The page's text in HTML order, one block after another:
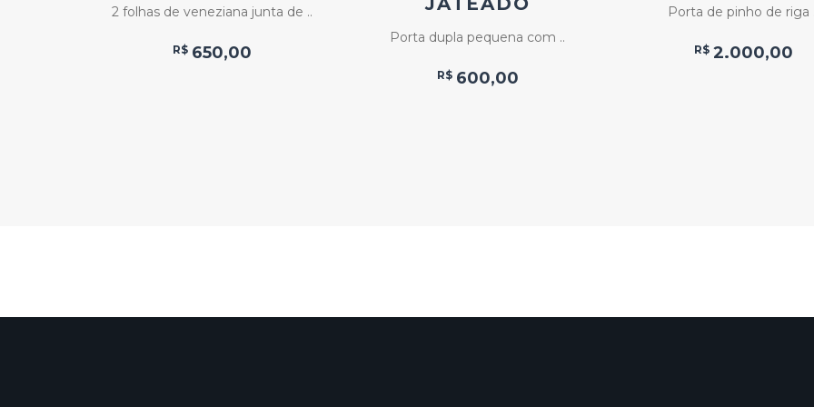
2 folhas de veneziana junta de ..
R$ 650,00
Porta dupla pequena com ..
R$ 600,00
Porta de pinho de riga
R$ 2.000,00